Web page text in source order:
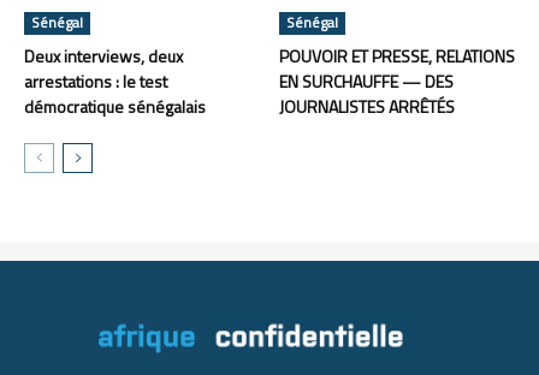
Sénégal
Deux interviews, deux
arrestations : le test
démocratique sénégalais
Sénégal
POUVOIR ET PRESSE, RELATIONS
EN SURCHAUFFE — DES
JOURNALISTES ARRÊTÉS